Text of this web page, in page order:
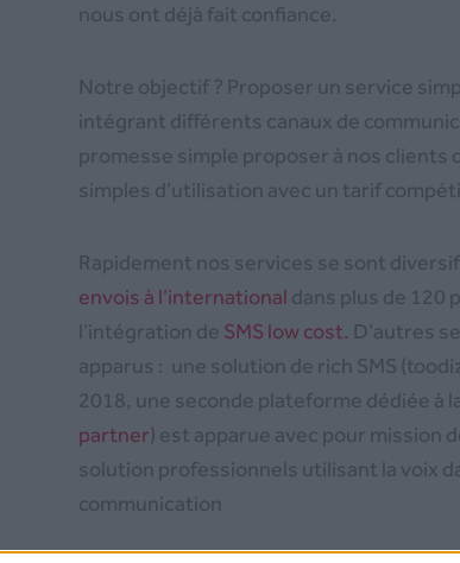
nous ont déjà fait confiance.
Notre objectif ? Proposer un service
intégrant différents canaux de
promesse simple proposer à nos clients
simples d’utilisation avec un tarif
Rapidement nos services se sont
envois à l’international dans plus de 120
l’intégration de SMS low cost. D’autres
apparus : une solution de rich SMS
2018, une seconde plateforme dédiée à
partner) est apparue avec pour mission
solution professionnels utilisant la voix
communication